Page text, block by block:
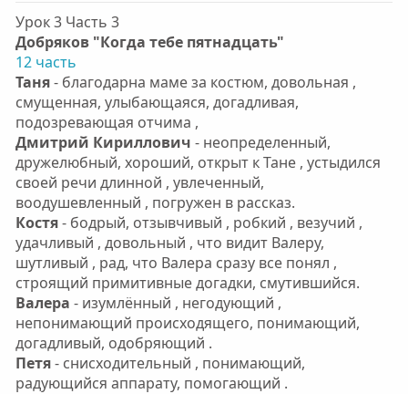
Урок 3 Часть 3
Добряков "Когда тебе пятнадцать"
12 часть
Таня- благодарна маме за костюм, довольная ,
смущенная, улыбающаяся, догадливая,
подозревающая отчима ,
Дмитрий Кириллович - неопределенный,
дружелюбный, хороший, открыт к Тане , устыдился
своей речи длинной , увлеченный,
воодушевленный , погружен в рассказ.
Костя- бодрый, отзывчивый , робкий , везучий ,
удачливый , довольный , что видит Валеру,
шутливый , рад, что Валера сразу все понял ,
строящий примитивные догадки, смутившийся.
Валера - изумлённый , негодующий ,
непонимающий происходящего, понимающий,
догадливый, одобряющий .
Петя- снисходительный , понимающий,
радующийся аппарату, помогающий .